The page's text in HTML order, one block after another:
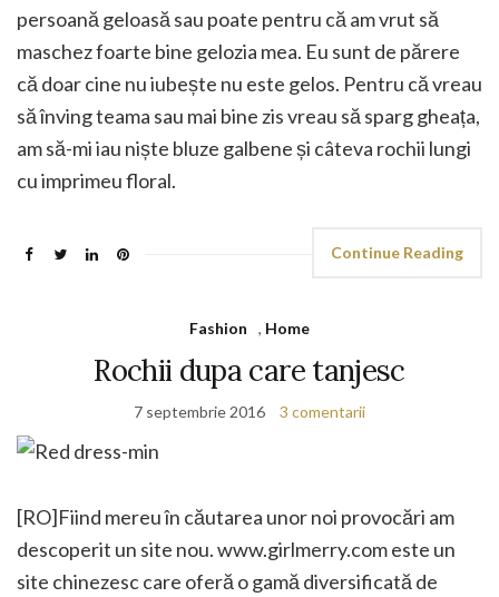
persoană geloasă sau poate pentru că am vrut să
maschez foarte bine gelozia mea. Eu sunt de părere
că doar cine nu iubește nu este gelos. Pentru că vreau
să înving teama sau mai bine zis vreau să sparg gheața,
am să-mi iau niște bluze galbene și câteva rochii lungi
cu imprimeu floral.
Continue Reading
Fashion , Home
Rochii dupa care tanjesc
7 septembrie 2016 3 comentarii
[RO]Fiind mereu în căutarea unor noi provocări am
descoperit un site nou. www.girlmerry.com este un
site chinezesc care oferă o gamă diversificată de